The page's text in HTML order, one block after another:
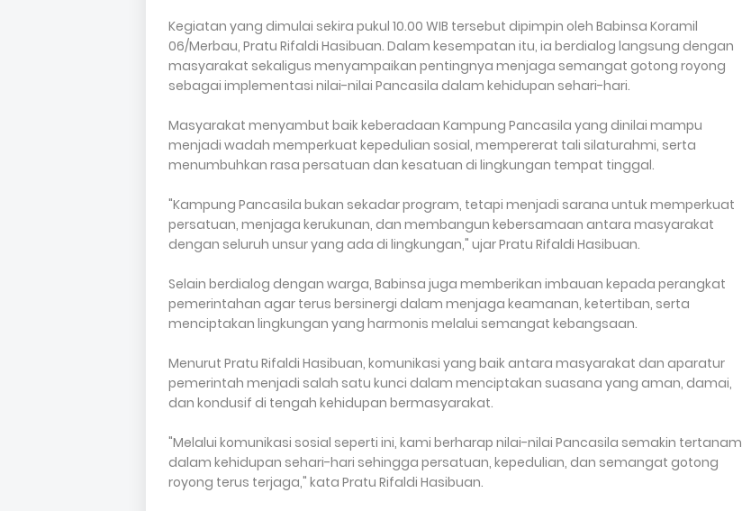
Kegiatan yang dimulai sekira pukul 10.00 WIB tersebut dipimpin oleh Babinsa Koramil
06/Merbau, Pratu Rifaldi Hasibuan. Dalam kesempatan itu, ia berdialog langsung dengan
masyarakat sekaligus menyampaikan pentingnya menjaga semangat gotong royong
sebagai implementasi nilai-nilai Pancasila dalam kehidupan sehari-hari.
Masyarakat menyambut baik keberadaan Kampung Pancasila yang dinilai mampu
menjadi wadah memperkuat kepedulian sosial, mempererat tali silaturahmi, serta
menumbuhkan rasa persatuan dan kesatuan di lingkungan tempat tinggal.
"Kampung Pancasila bukan sekadar program, tetapi menjadi sarana untuk memperkuat
persatuan, menjaga kerukunan, dan membangun kebersamaan antara masyarakat
dengan seluruh unsur yang ada di lingkungan," ujar Pratu Rifaldi Hasibuan.
Selain berdialog dengan warga, Babinsa juga memberikan imbauan kepada perangkat
pemerintahan agar terus bersinergi dalam menjaga keamanan, ketertiban, serta
menciptakan lingkungan yang harmonis melalui semangat kebangsaan.
Menurut Pratu Rifaldi Hasibuan, komunikasi yang baik antara masyarakat dan aparatur
pemerintah menjadi salah satu kunci dalam menciptakan suasana yang aman, damai,
dan kondusif di tengah kehidupan bermasyarakat.
"Melalui komunikasi sosial seperti ini, kami berharap nilai-nilai Pancasila semakin tertanam
dalam kehidupan sehari-hari sehingga persatuan, kepedulian, dan semangat gotong
royong terus terjaga," kata Pratu Rifaldi Hasibuan.